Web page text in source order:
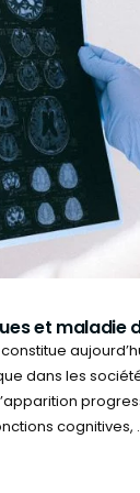
et maladie
dans les
cognitives,